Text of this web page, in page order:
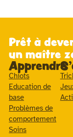
Prêt à
un maître
Apprendre
Chiots
Education de
base
Problèmes de
comportement
Soins